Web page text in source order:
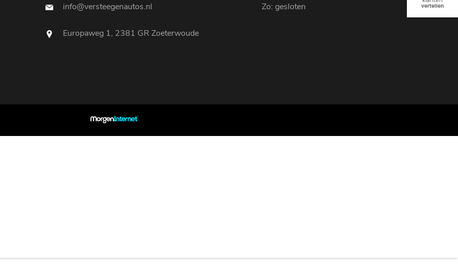
info@versteegenautos.nl
Europaweg 1, 2381 GR Zoeterwoude
Zo: gesloten